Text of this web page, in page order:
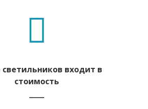
входит в
стоимость